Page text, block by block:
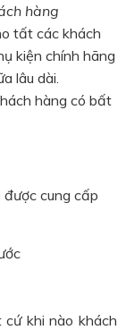
hàng
tất các khách
kiện chính hãng
lâu dài.
hàng có bất
được cung cấp
khi nào khách